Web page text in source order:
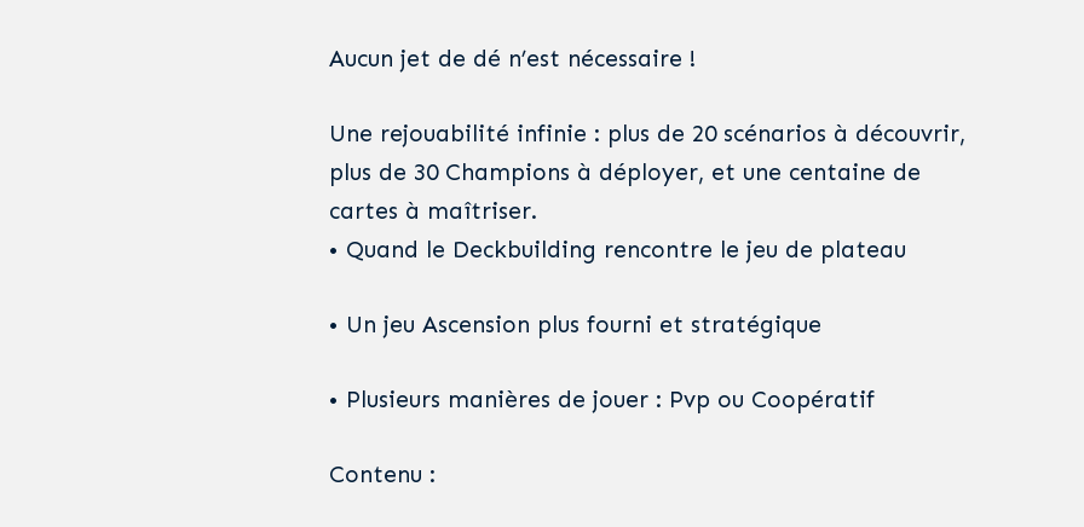
Aucun jet de dé n’est nécessaire !
Une rejouabilité infinie : plus de 20 scénarios à découvrir,
plus de 30 Champions à déployer, et une centaine de
cartes à maîtriser.
• Quand le Deckbuilding rencontre le jeu de plateau
• Un jeu Ascension plus fourni et stratégique
• Plusieurs manières de jouer : Pvp ou Coopératif
Contenu :